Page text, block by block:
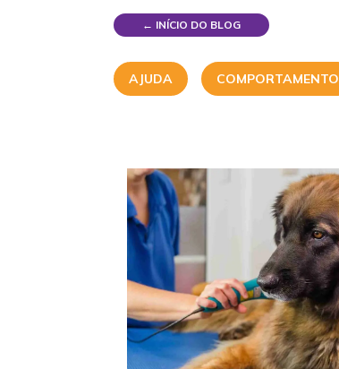
← INÍCIO DO BLOG
AJUDA COMPORTAMENTO